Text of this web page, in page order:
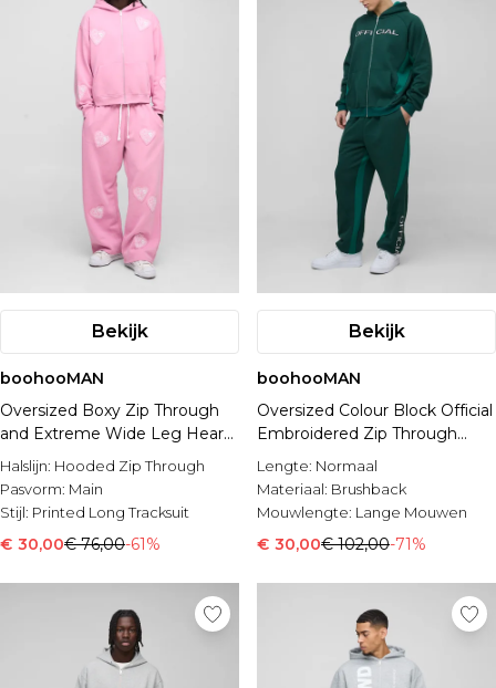
Bekijk
boohooMAN
Oversized Boxy Zip Through
and Extreme Wide Leg Hearts
Applique Tracksuit
Halslijn: Hooded Zip Through
Pasvorm: Main
Stijl: Printed Long Tracksuit
€ 30,00€ 76,00-61%
Bekijk
boohooMAN
Oversized Colour Block Official
Embroidered Zip Through
Tracksuit
Lengte: Normaal
Materiaal: Brushback
Mouwlengte: Lange Mouwen
€ 30,00€ 102,00-71%